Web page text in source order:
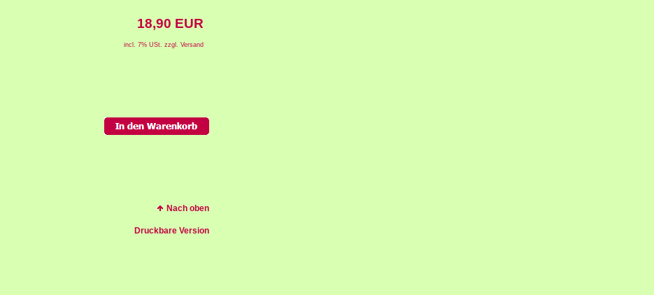
18,90 EUR
incl. 7% USt. zzgl. Versand
Nach oben
Druckbare Version